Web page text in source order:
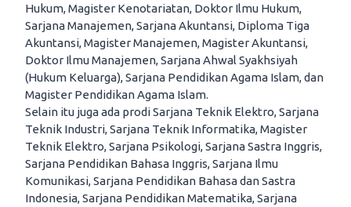
Hukum, Magister Kenotariatan, Doktor Ilmu Hukum,
Sarjana Manajemen, Sarjana Akuntansi, Diploma Tiga
Akuntansi, Magister Manajemen, Magister Akuntansi,
Doktor Ilmu Manajemen, Sarjana Ahwal Syakhsiyah
(Hukum Keluarga), Sarjana Pendidikan Agama Islam, dan
Magister Pendidikan Agama Islam.
Selain itu juga ada prodi Sarjana Teknik Elektro, Sarjana
Teknik Industri, Sarjana Teknik Informatika, Magister
Teknik Elektro, Sarjana Psikologi, Sarjana Sastra Inggris,
Sarjana Pendidikan Bahasa Inggris, Sarjana Ilmu
Komunikasi, Sarjana Pendidikan Bahasa dan Sastra
Indonesia, Sarjana Pendidikan Matematika, Sarjana